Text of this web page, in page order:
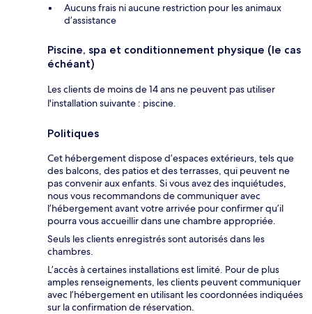
Aucuns frais ni aucune restriction pour les animaux
d’assistance
Piscine, spa et conditionnement physique (le cas
échéant)
Les clients de moins de 14 ans ne peuvent pas utiliser
l'installation suivante : piscine.
Politiques
Cet hébergement dispose d’espaces extérieurs, tels que
des balcons, des patios et des terrasses, qui peuvent ne
pas convenir aux enfants. Si vous avez des inquiétudes,
nous vous recommandons de communiquer avec
l’hébergement avant votre arrivée pour confirmer qu’il
pourra vous accueillir dans une chambre appropriée.
Seuls les clients enregistrés sont autorisés dans les
chambres.
L’accès à certaines installations est limité. Pour de plus
amples renseignements, les clients peuvent communiquer
avec l’hébergement en utilisant les coordonnées indiquées
sur la confirmation de réservation.